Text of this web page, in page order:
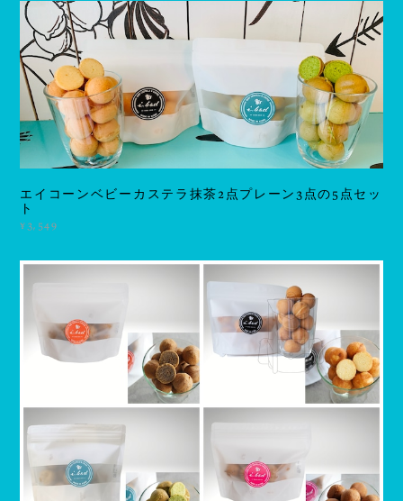
エイコーンベビーカステラ抹茶2点プレーン3点の5点セッ
ト
¥3,549